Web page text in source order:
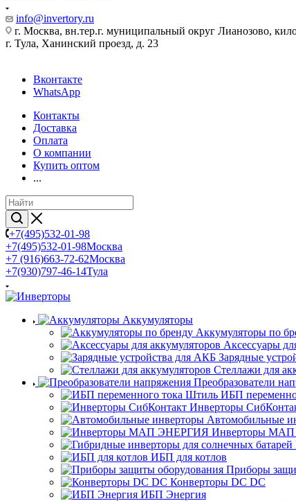
info@invertory.ru
г. Москва, вн.тер.г. муниципальный округ Лианозово,
г. Тула, Ханинский проезд, д. 23
Вконтакте
WhatsApp
Контакты
Доставка
Оплата
О компании
Купить оптом
...
+7(495)532-01-98
+7(495)532-01-98Москва
+7 (916)663-72-62Москва
+7(930)797-46-14Тула
Аккумуляторы
Аккумуляторы по
Аксессуары
Зарядные
Стеллажи для
Преобразователи
ИБП
Инверторы
Автомобильные
Инверторы
ИБП для котлов
Приборы
Конверторы DC DC
ИБП Энергия